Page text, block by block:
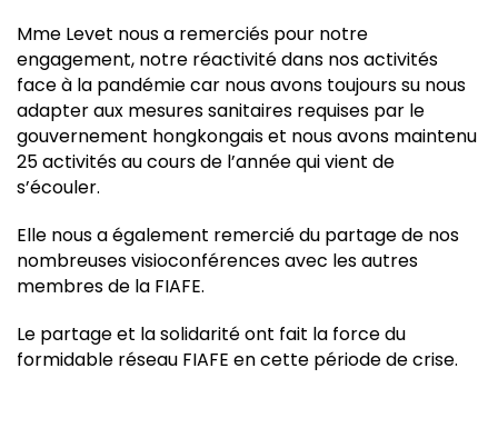
Mme Levet nous a remerciés pour notre
engagement, notre réactivité dans nos activités
face à la pandémie car nous avons toujours su nous
adapter aux mesures sanitaires requises par le
gouvernement hongkongais et nous avons maintenu
25 activités au cours de l’année qui vient de
s’écouler.
Elle nous a également remercié du partage de nos
nombreuses visioconférences avec les autres
membres de la FIAFE.
Le partage et la solidarité ont fait la force du
formidable réseau FIAFE en cette période de crise.